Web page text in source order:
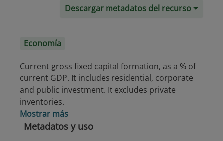
Descargar metadatos del recurso
Economía
Current gross fixed capital formation, as a % of
current GDP. It includes residential, corporate
and public investment. It excludes private
inventories.
Mostrar más
Metadatos y uso